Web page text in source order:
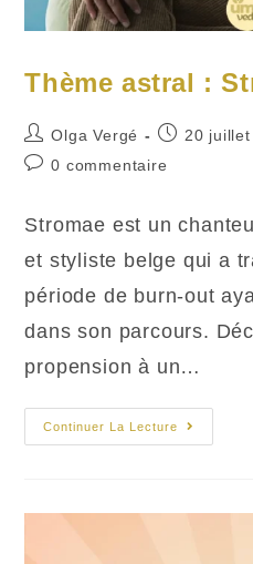
Thème astral :
Auteur/autrice
de
Olga Vergé
Publication
20 juillet
Commentaires
publication :
0 commentaire
Stromae est un
et styliste belge qui a
période de burn-out
dans son parcours.
propension à un…
Continuer La Lecture
Thème
Astral